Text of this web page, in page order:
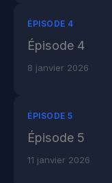
ÉPISODE 4
Épisode 4
8 janvier 2026
ÉPISODE 5
Épisode 5
11 janvier 2026